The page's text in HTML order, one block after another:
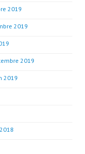
2019
2019
2019
2019